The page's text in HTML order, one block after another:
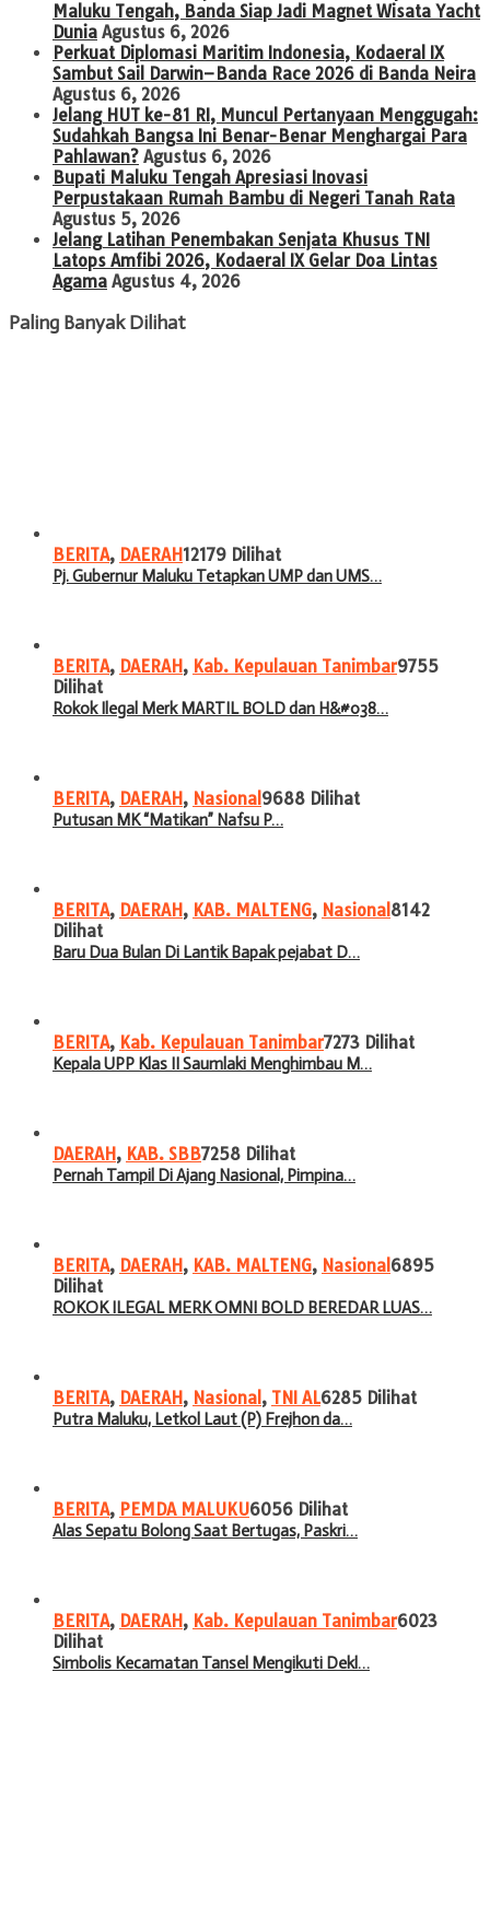
Maluku Tengah, Banda Siap Jadi Magnet Wisata Yacht
Dunia Agustus 6, 2026
Perkuat Diplomasi Maritim Indonesia, Kodaeral IX
Sambut Sail Darwin–Banda Race 2026 di Banda Neira
Agustus 6, 2026
Jelang HUT ke-81 RI, Muncul Pertanyaan Menggugah:
Sudahkah Bangsa Ini Benar-Benar Menghargai Para
Pahlawan? Agustus 6, 2026
Bupati Maluku Tengah Apresiasi Inovasi
Perpustakaan Rumah Bambu di Negeri Tanah Rata
Agustus 5, 2026
Jelang Latihan Penembakan Senjata Khusus TNI
Latops Amfibi 2026, Kodaeral IX Gelar Doa Lintas
Agama Agustus 4, 2026
Paling Banyak Dilihat
BERITA, DAERAH12179 Dilihat
Pj. Gubernur Maluku Tetapkan UMP dan UMS…
BERITA, DAERAH, Kab. Kepulauan Tanimbar9755
Dilihat
Rokok Ilegal Merk MARTIL BOLD dan H&#038…
BERITA, DAERAH, Nasional 9688 Dilihat
Putusan MK “Matikan” Nafsu P…
BERITA, DAERAH, KAB. MALTENG, Nasional 8142
Dilihat
Baru Dua Bulan Di Lantik Bapak pejabat D…
BERITA, Kab. Kepulauan Tanimbar7273 Dilihat
Kepala UPP Klas II Saumlaki Menghimbau M…
DAERAH, KAB. SBB7258 Dilihat
Pernah Tampil Di Ajang Nasional, Pimpina…
BERITA, DAERAH, KAB. MALTENG, Nasional 6895
Dilihat
ROKOK ILEGAL MERK OMNI BOLD BEREDAR LUAS…
BERITA, DAERAH, Nasional , TNI AL6285 Dilihat
Putra Maluku, Letkol Laut (P) Frejhon da…
BERITA, PEMDA MALUKU6056 Dilihat
Alas Sepatu Bolong Saat Bertugas, Paskri…
BERITA, DAERAH, Kab. Kepulauan Tanimbar6023
Dilihat
Simbolis Kecamatan Tansel Mengikuti Dekl…